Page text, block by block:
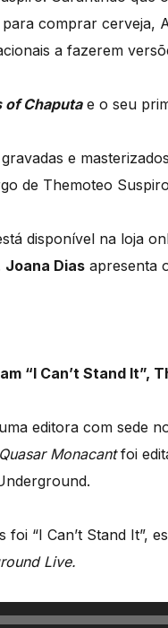
comprar cerveja,
a fazerem
of Chaputae o seu
e
de Themoteo
disponível na loja
Joana Dias apresenta
“I Can’t Stand It”,
editora com sede
Monacantfoi
“I Can’t Stand It”,
Live.